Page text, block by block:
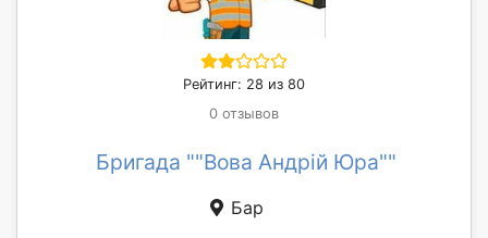
Рейтинг: 28 из 80
0 отзывов
Бригада ""Вова Андрій Юра""
Бар